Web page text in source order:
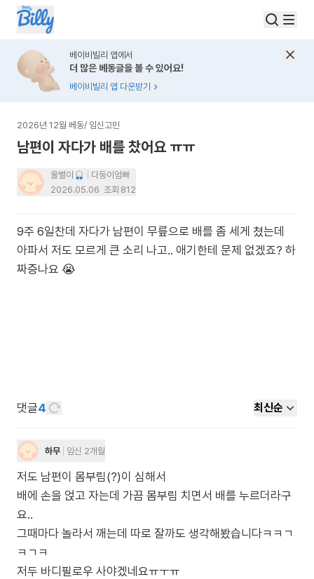
베이비빌리 앱에서
더 많은 베동글을 볼 수 있어요!
베이비빌리 앱 다운받기
2026년 12월 베동/ 임신고민
남편이 자다가 배를 찼어요 ㅠㅠ
울별이
다둥이엄빠
2026.05.06 조회 812
9주 6일찬데 자다가 남편이 무릎으로 배를 좀 세게 쳤는데
아파서 저도 모르게 큰 소리 나고.. 애기한테 문제 없겠죠? 하
짜증나요 😭
댓글4 최신순
하무 임신 2개월
저도 남편이 몸부림(?)이 심해서
배에 손을 얹고 자는데 가끔 몸부림 치면서 배를 누르더라구
요..
그때마다 놀라서 깨는데 따로 잘까도 생각해봤습니다ㅋㅋㄱ
ㅋㄱㅋ
저두 바디필로우 사야겠네요ㅠㅜㅠ